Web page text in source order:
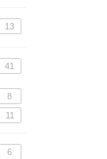
13
41
8
11
6